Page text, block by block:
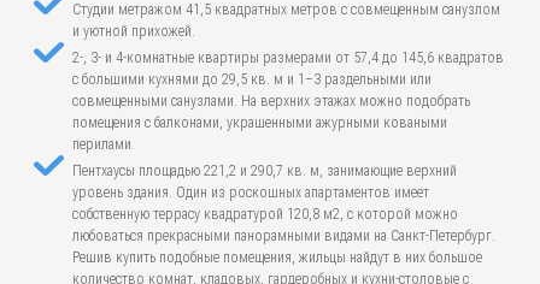
Студии метражом 41,5 квадратных метров с совмещенным санузлом
и уютной прихожей.
2-, 3- и 4-комнатные квартиры размерами от 57,4 до 145,6 квадратов
с большими кухнями до 29,5 кв. м и 1–3 раздельными или
совмещенными санузлами. На верхних этажах можно подобрать
помещения с балконами, украшенными ажурными коваными
перилами.
Пентхаусы площадью 221,2 и 290,7 кв. м, занимающие верхний
уровень здания. Один из роскошных апартаментов имеет
собственную террасу квадратурой 120,8 м2, с которой можно
любоваться прекрасными панорамными видами на Санкт-Петербург.
Решив купить подобные помещения, жильцы найдут в них большое
количество комнат, кладовых, гардеробных и кухни-столовые с